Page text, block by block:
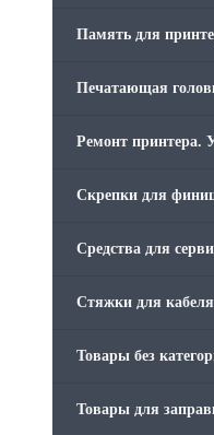
Память для
Печатающая
Ремонт принтера.
Скрепки для
Средства для
Стяжки для кабеля
Товары без
Товары для